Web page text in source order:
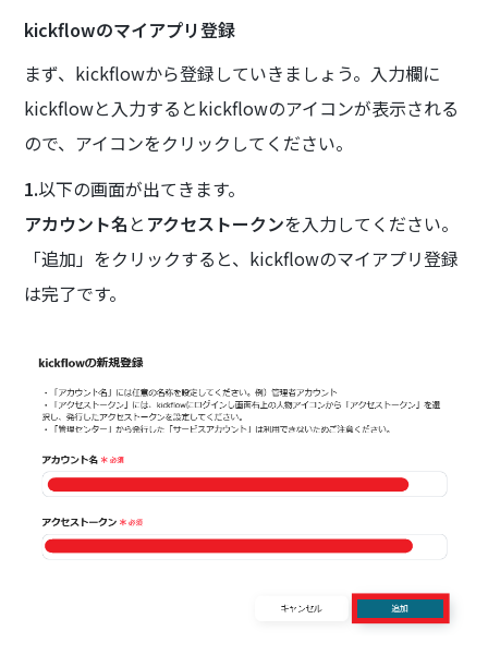
kickflowのマイアプリ登録
まず、kickflowから登録していきましょう。入力欄に
kickflowと入力するとkickflowのアイコンが表示される
ので、アイコンをクリックしてください。
1.以下の画面が出てきます。
アカウント名 と アクセストークンを入力してください。
「追加」をクリックすると、kickflowのマイアプリ登録
は完了です。